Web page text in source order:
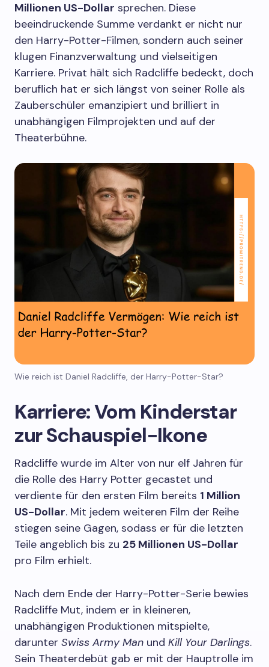
Millionen US-Dollar sprechen. Diese
beeindruckende Summe verdankt er nicht nur
den Harry-Potter-Filmen, sondern auch seiner
klugen Finanzverwaltung und vielseitigen
Karriere. Privat hält sich Radcliffe bedeckt, doch
beruflich hat er sich längst von seiner Rolle als
Zauberschüler emanzipiert und brilliert in
unabhängigen Filmprojekten und auf der
Theaterbühne.
Wie reich ist Daniel Radcliffe, der Harry-Potter-Star?
Karriere: Vom Kinderstar
zur Schauspiel-Ikone
Radcliffe wurde im Alter von nur elf Jahren für
die Rolle des Harry Potter gecastet und
verdiente für den ersten Film bereits 1 Million
US-Dollar. Mit jedem weiteren Film der Reihe
stiegen seine Gagen, sodass er für die letzten
Teile angeblich bis zu 25 Millionen US-Dollar
pro Film erhielt.
Nach dem Ende der Harry-Potter-Serie bewies
Radcliffe Mut, indem er in kleineren,
unabhängigen Produktionen mitspielte,
darunter Swiss Army Man und Kill Your Darlings.
Sein Theaterdebüt gab er mit der Hauptrolle im